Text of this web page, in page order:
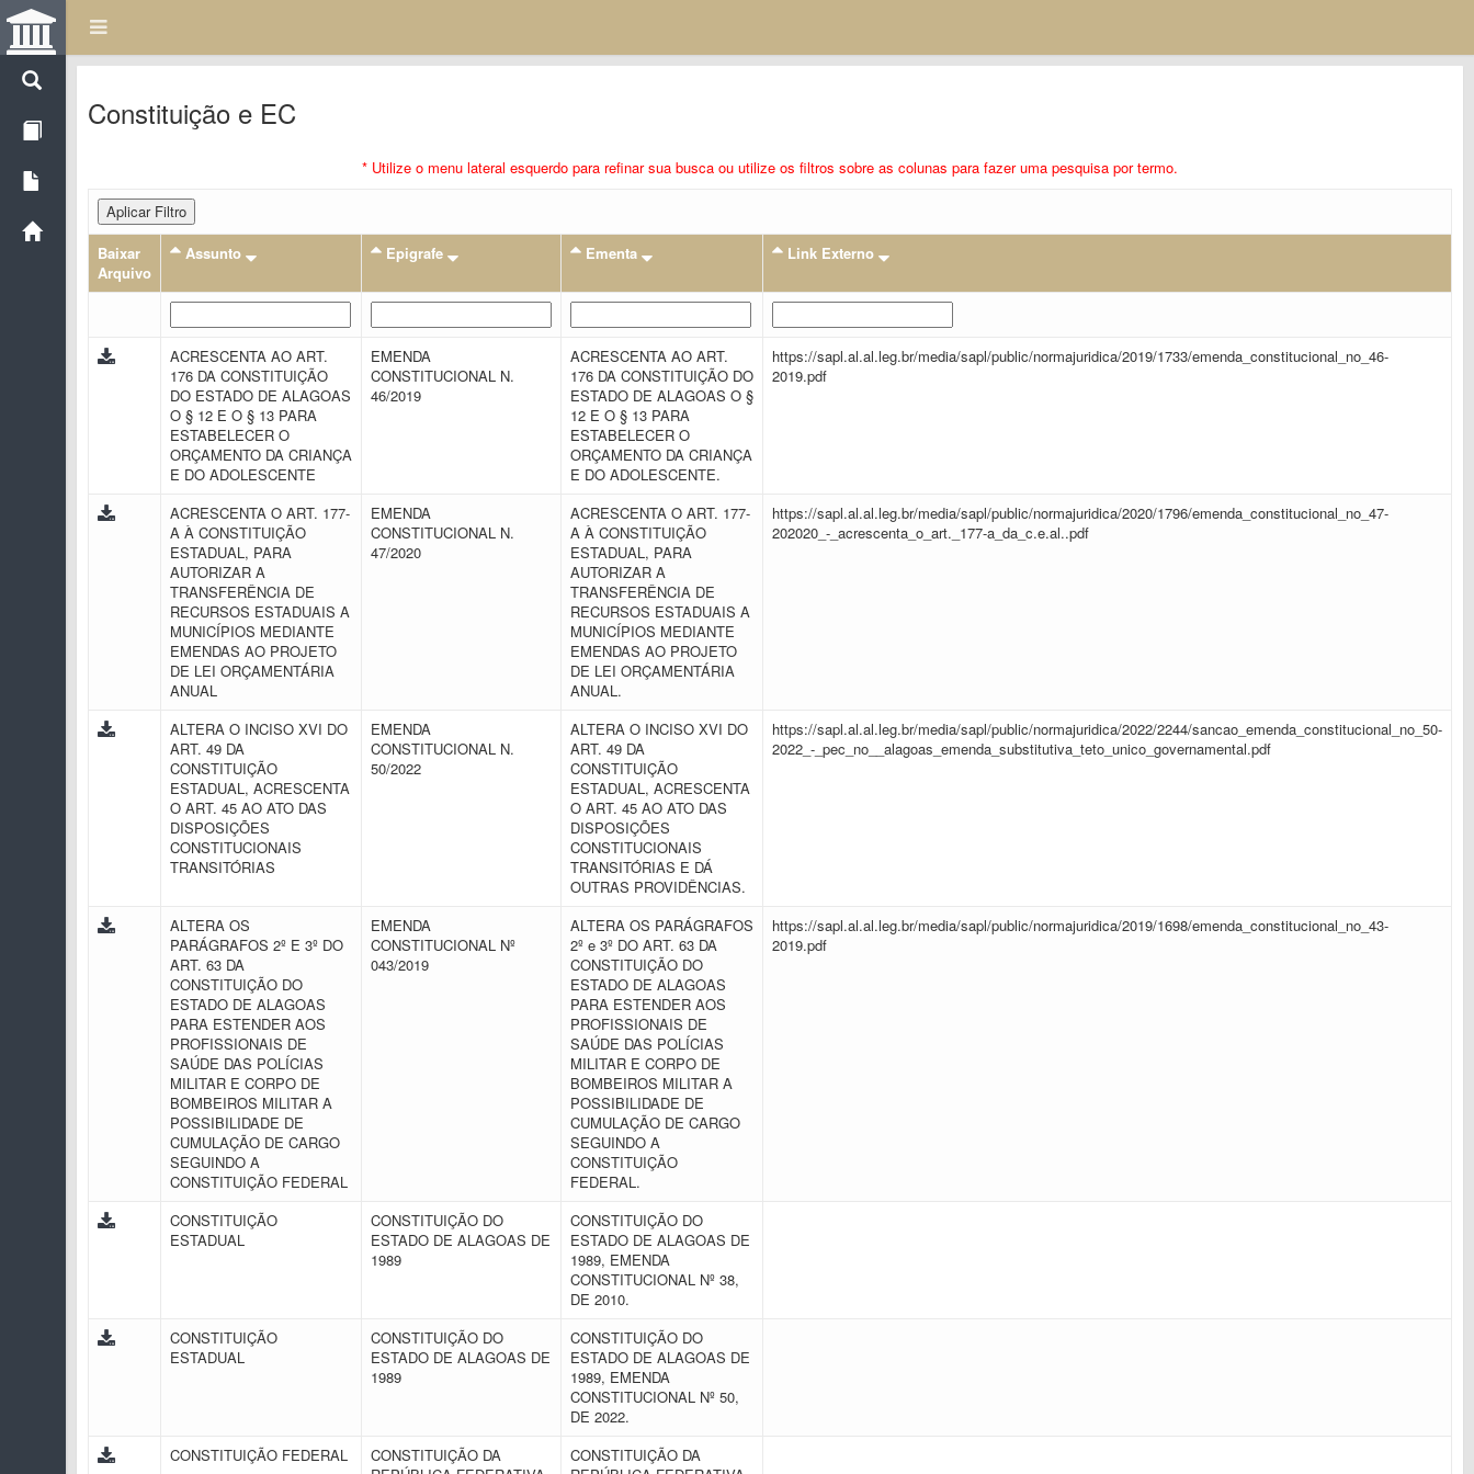
Constituição e EC
* Utilize o menu lateral esquerdo para refinar sua busca ou utilize os filtros sobre as colunas para fazer uma pesquisa por termo.
Aplicar Filtro
Baixar
Arquivo
Assunto Epigrafe Ementa Link Externo
ACRESCENTA AO ART.
176 DA CONSTITUIÇÃO
DO ESTADO DE ALAGOAS
O § 12 E O § 13 PARA
ESTABELECER O
ORÇAMENTO DA CRIANÇA
E DO ADOLESCENTE
EMENDA
CONSTITUCIONAL N.
46/2019
ACRESCENTA AO ART.
176 DA CONSTITUIÇÃO DO
ESTADO DE ALAGOAS O §
12 E O § 13 PARA
ESTABELECER O
ORÇAMENTO DA CRIANÇA
E DO ADOLESCENTE.
https://sapl.al.al.leg.br/media/sapl/public/normajuridica/2019/1733/emenda_constitucional_no_46-
2019.pdf
ACRESCENTA O ART. 177-
A À CONSTITUIÇÃO
ESTADUAL, PARA
AUTORIZAR A
TRANSFERÊNCIA DE
RECURSOS ESTADUAIS A
MUNICÍPIOS MEDIANTE
EMENDAS AO PROJETO
DE LEI ORÇAMENTÁRIA
ANUAL
EMENDA
CONSTITUCIONAL N.
47/2020
ACRESCENTA O ART. 177-
A À CONSTITUIÇÃO
ESTADUAL, PARA
AUTORIZAR A
TRANSFERÊNCIA DE
RECURSOS ESTADUAIS A
MUNICÍPIOS MEDIANTE
EMENDAS AO PROJETO
DE LEI ORÇAMENTÁRIA
ANUAL.
https://sapl.al.al.leg.br/media/sapl/public/normajuridica/2020/1796/emenda_constitucional_no_47-
202020_-_acrescenta_o_art._177-a_da_c.e.al..pdf
ALTERA O INCISO XVI DO
ART. 49 DA
CONSTITUIÇÃO
ESTADUAL, ACRESCENTA
O ART. 45 AO ATO DAS
DISPOSIÇÕES
CONSTITUCIONAIS
TRANSITÓRIAS
EMENDA
CONSTITUCIONAL N.
50/2022
ALTERA O INCISO XVI DO
ART. 49 DA
CONSTITUIÇÃO
ESTADUAL, ACRESCENTA
O ART. 45 AO ATO DAS
DISPOSIÇÕES
CONSTITUCIONAIS
TRANSITÓRIAS E DÁ
OUTRAS PROVIDÊNCIAS.
https://sapl.al.al.leg.br/media/sapl/public/normajuridica/2022/2244/sancao_emenda_constitucional_no_50-
2022_-_pec_no__alagoas_emenda_substitutiva_teto_unico_governamental.pdf
ALTERA OS
PARÁGRAFOS 2º E 3º DO
ART. 63 DA
CONSTITUIÇÃO DO
ESTADO DE ALAGOAS
PARA ESTENDER AOS
PROFISSIONAIS DE
SAÚDE DAS POLÍCIAS
MILITAR E CORPO DE
BOMBEIROS MILITAR A
POSSIBILIDADE DE
CUMULAÇÃO DE CARGO
SEGUINDO A
CONSTITUIÇÃO FEDERAL
EMENDA
CONSTITUCIONAL Nº
043/2019
ALTERA OS PARÁGRAFOS
2º e 3º DO ART. 63 DA
CONSTITUIÇÃO DO
ESTADO DE ALAGOAS
PARA ESTENDER AOS
PROFISSIONAIS DE
SAÚDE DAS POLÍCIAS
MILITAR E CORPO DE
BOMBEIROS MILITAR A
POSSIBILIDADE DE
CUMULAÇÃO DE CARGO
SEGUINDO A
CONSTITUIÇÃO
FEDERAL.
https://sapl.al.al.leg.br/media/sapl/public/normajuridica/2019/1698/emenda_constitucional_no_43-
2019.pdf
CONSTITUIÇÃO
ESTADUAL
CONSTITUIÇÃO DO
ESTADO DE ALAGOAS DE
1989
CONSTITUIÇÃO DO
ESTADO DE ALAGOAS DE
1989, EMENDA
CONSTITUCIONAL Nº 38,
DE 2010.
CONSTITUIÇÃO
ESTADUAL
CONSTITUIÇÃO DO
ESTADO DE ALAGOAS DE
1989
CONSTITUIÇÃO DO
ESTADO DE ALAGOAS DE
1989, EMENDA
CONSTITUCIONAL Nº 50,
DE 2022.
CONSTITUIÇÃO FEDERAL
CONSTITUIÇÃO DA
CONSTITUIÇÃO DA